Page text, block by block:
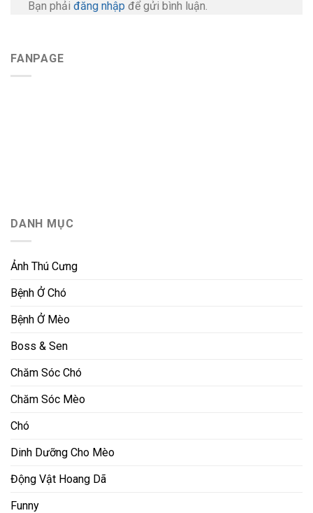
Bạn phải đăng nhập để gửi bình luận.
FANPAGE
DANH MỤC
Ảnh Thú Cưng
Bệnh Ở Chó
Bệnh Ở Mèo
Boss & Sen
Chăm Sóc Chó
Chăm Sóc Mèo
Chó
Dinh Dưỡng Cho Mèo
Động Vật Hoang Dã
Funny